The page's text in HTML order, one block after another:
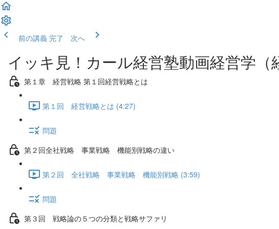
前の講義 完了 次へ
イッキ見！カール経営塾動画経営学
第１章 経営戦略 第１回経営戦略とは
第１回 経営戦略とは (4:27)
問題
第２回全社戦略 事業戦略 機能別戦略の違い
第２回 全社戦略 事業戦略 機能別戦略 (3:59)
問題
第３回 戦略論の５つの分類と戦略サファリ